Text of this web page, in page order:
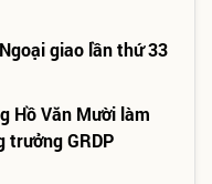
giao lần thứ 33
Hồ Văn Mười làm
trưởng GRDP